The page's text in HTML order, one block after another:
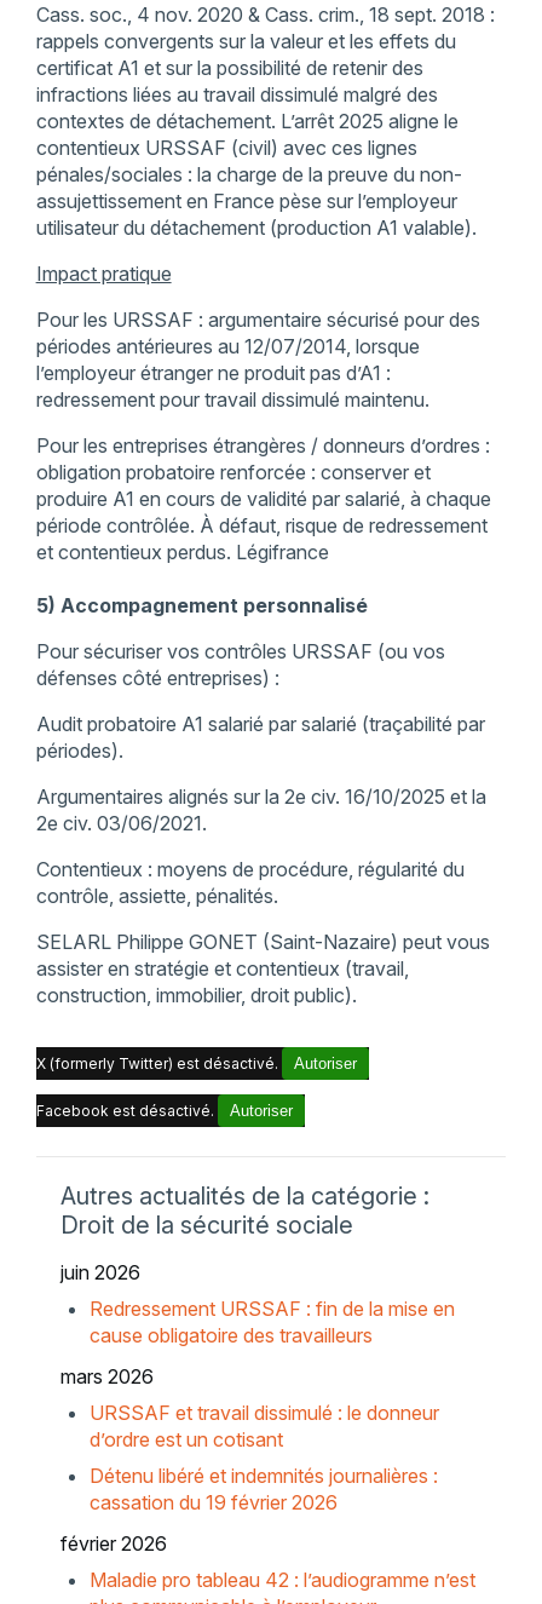
Cass. soc., 4 nov. 2020 & Cass. crim., 18 sept. 2018 :
rappels convergents sur la valeur et les effets du
certificat A1 et sur la possibilité de retenir des
infractions liées au travail dissimulé malgré des
contextes de détachement. L’arrêt 2025 aligne le
contentieux URSSAF (civil) avec ces lignes
pénales/sociales : la charge de la preuve du non-
assujettissement en France pèse sur l’employeur
utilisateur du détachement (production A1 valable).
Impact pratique
Pour les URSSAF : argumentaire sécurisé pour des
périodes antérieures au 12/07/2014, lorsque
l’employeur étranger ne produit pas d’A1 :
redressement pour travail dissimulé maintenu.
Pour les entreprises étrangères / donneurs d’ordres :
obligation probatoire renforcée : conserver et
produire A1 en cours de validité par salarié, à chaque
période contrôlée. À défaut, risque de redressement
et contentieux perdus. Légifrance
5) Accompagnement personnalisé
Pour sécuriser vos contrôles URSSAF (ou vos
défenses côté entreprises) :
Audit probatoire A1 salarié par salarié (traçabilité par
périodes).
Argumentaires alignés sur la 2e civ. 16/10/2025 et la
2e civ. 03/06/2021.
Contentieux : moyens de procédure, régularité du
contrôle, assiette, pénalités.
SELARL Philippe GONET (Saint-Nazaire) peut vous
assister en stratégie et contentieux (travail,
construction, immobilier, droit public).
X (formerly Twitter) est désactivé. Autoriser
Facebook est désactivé. Autoriser
Autres actualités de la catégorie :
Droit de la sécurité sociale
juin 2026
Redressement URSSAF : fin de la mise en
cause obligatoire des travailleurs
mars 2026
URSSAF et travail dissimulé : le donneur
d’ordre est un cotisant
Détenu libéré et indemnités journalières :
cassation du 19 février 2026
février 2026
Maladie pro tableau 42 : l’audiogramme n’est